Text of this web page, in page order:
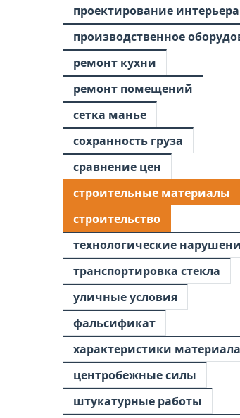
проектирование интерьера
производственное
ремонт кухни
ремонт помещений
сетка манье
сохранность груза
сравнение цен
строительные материалы
строительство
технологические
транспортировка стекла
уличные условия
фальсификат
характеристики материала
центробежные силы
штукатурные работы